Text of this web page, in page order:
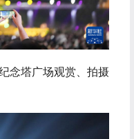
塔广场观赏、拍摄